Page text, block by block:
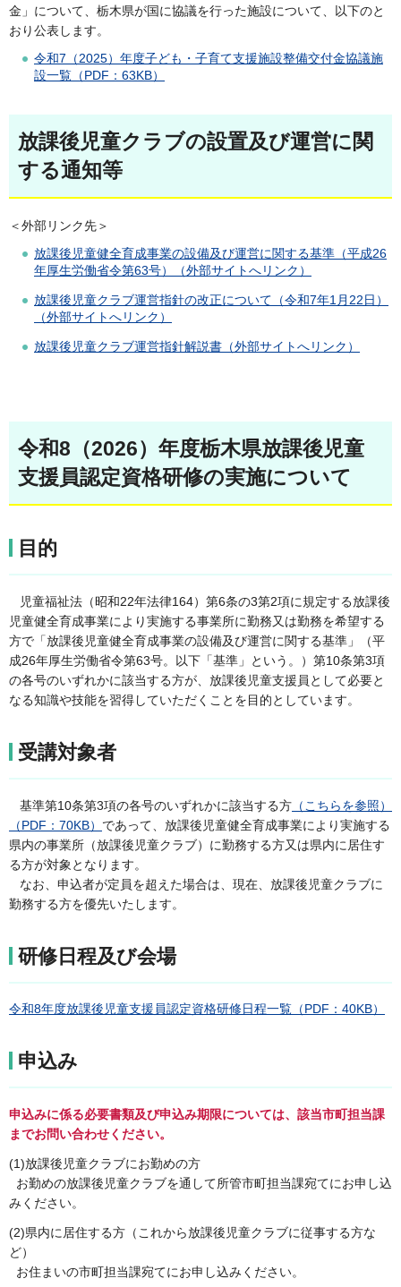
金」について、栃木県が国に協議を行った施設について、以下のと
おり公表します。
令和7（2025）年度子ども・子育て支援施設整備交付金協議施
設一覧（PDF：63KB）
放課後児童クラブの設置及び運営に関
する通知等
＜外部リンク先＞
放課後児童健全育成事業の設備及び運営に関する基準（平成26
年厚生労働省令第63号）（外部サイトへリンク）
放課後児童クラブ運営指針の改正について（令和7年1月22日）
（外部サイトへリンク）
放課後児童クラブ運営指針解説書（外部サイトへリンク）
令和8（2026）年度栃木県放課後児童
支援員認定資格研修の実施について
目的
児童福祉法（昭和22年法律164）第6条の3第2項に規定する放課後
児童健全育成事業により実施する事業所に勤務又は勤務を希望する
方で「放課後児童健全育成事業の設備及び運営に関する基準」（平
成26年厚生労働省令第63号。以下「基準」という。）第10条第3項
の各号のいずれかに該当する方が、放課後児童支援員として必要と
なる知識や技能を習得していただくことを目的としています。
受講対象者
基準第10条第3項の各号のいずれかに該当する方 （こちらを参照）
（PDF：70KB） であって、放課後児童健全育成事業により実施する
県内の事業所（放課後児童クラブ）に勤務する方又は県内に居住す
る方が対象となります。
なお、申込者が定員を超えた場合は、現在、放課後児童クラブに
勤務する方を優先いたします。
研修日程及び会場
令和8年度放課後児童支援員認定資格研修日程一覧（PDF：40KB）
申込み
申込みに係る必要書類及び申込み期限については、該当市町担当課
までお問い合わせください。
(1)放課後児童クラブにお勤めの方
お勤めの放課後児童クラブを通して所管市町担当課宛てにお申し込
みください。
(2)県内に居住する方（これから放課後児童クラブに従事する方な
ど）
お住まいの市町担当課宛てにお申し込みください。